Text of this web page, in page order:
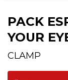
PACK
YOUR
CLAMP